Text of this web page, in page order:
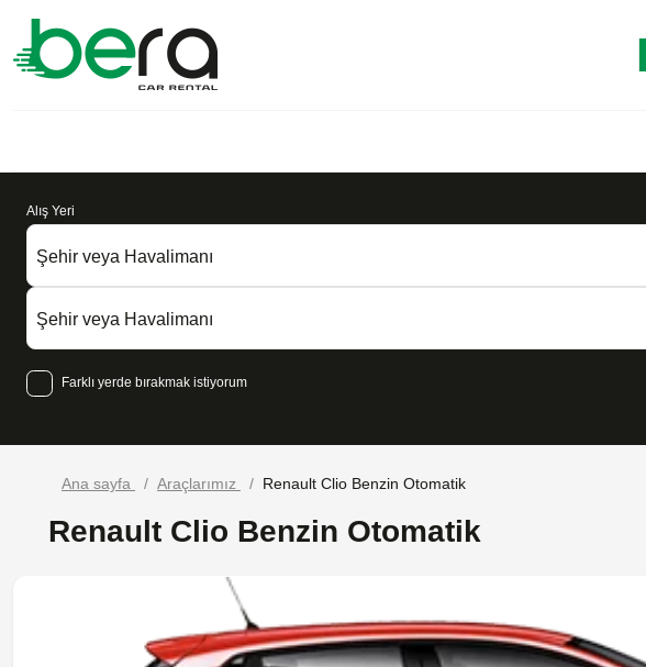
Alış Yeri
Şehir veya Havalimanı
Şehir veya Havalimanı
Farklı yerde bırakmak istiyorum
Ana sayfa Araçlarımız Renault Clio Benzin Otomatik
Renault Clio Benzin Otomatik